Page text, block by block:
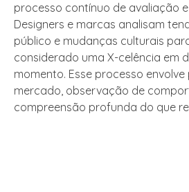
processo contínuo de avaliação
Designers e marcas analisam
público e mudanças culturais
considerado uma X-celência em
momento. Esse processo
mercado, observação de
compreensão profunda do que